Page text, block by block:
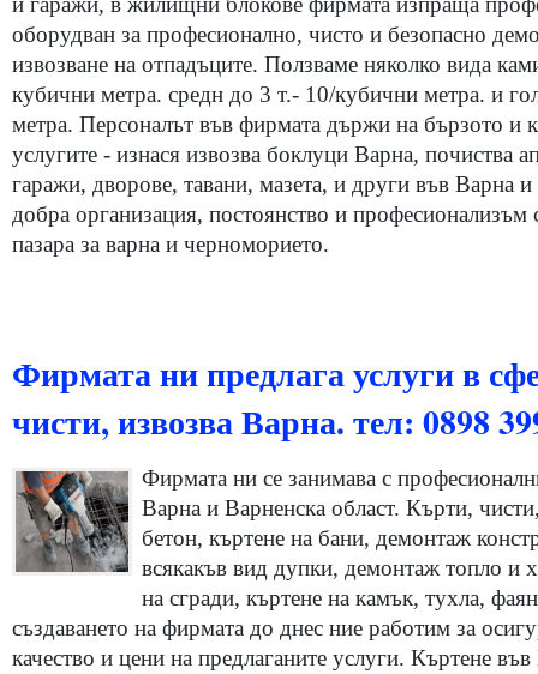
оборудван за професионално, чисто и безопасно
извозване на отпадъците. Ползваме няколко вида
кубични метра. средн до 3 т.- 10/кубични метра. и
метра. Персоналът във фирмата държи на бързото и
услугите - изнася извозва боклуци Варна, почиства
гаражи, дворове, тавани, мазета, и други във Варна и
добра организация, постоянство и професионализъм
пазара за варна и черноморието.
Фирмата ни предлага услуги в
чисти, извозва Варна. тел: 0898
Фирмата ни се занимава с
Варна и Варненска област. Кърти,
бетон, къртене на бани, демонтаж
всякакъв вид дупки, демонтаж топло и
на сгради, къртене на камък, тухла,
създаването на фирмата до днес ние работим за
качество и цени на предлаганите услуги. Къртене